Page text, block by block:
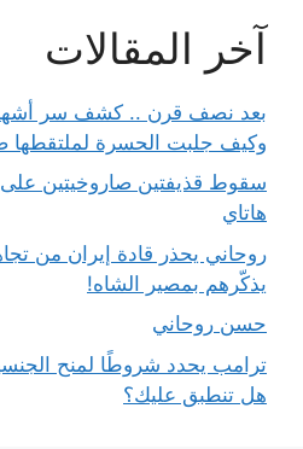
آخر المقالات
بعد نصف قرن .. كشف سر
وكيف جلبت الحسرة لملتقطها
سقوط قذيفتين صاروخيتين على
هاتاي
روحاني يحذر قادة إيران من
يذكّرهم بمصير الشاه!
حسن روحاني
ترامب يحدد شروطًا لمنح
هل تنطبق عليك؟